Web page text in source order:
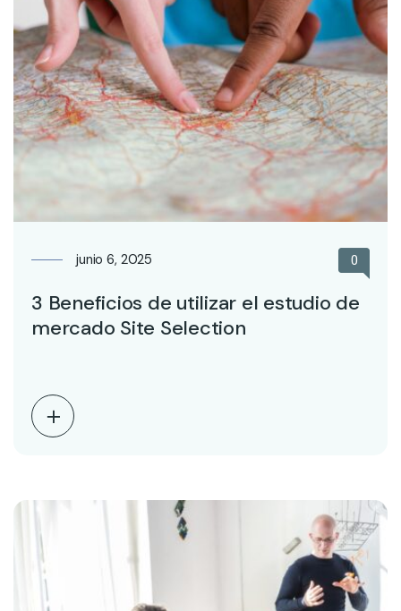
junio 6, 2025 0
3 Beneficios de utilizar el estudio de
mercado Site Selection